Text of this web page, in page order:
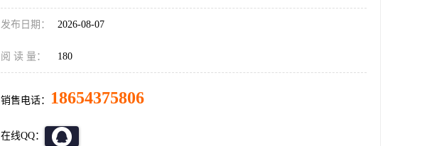
发布日期： 2026-08-07
阅 读 量： 180
销售电话： 18654375806
在线QQ：